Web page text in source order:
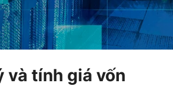
và tính giá vốn